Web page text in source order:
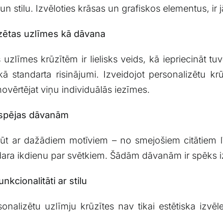
‌stilu. Izvēloties krāsas un grafiskos elementus,
uzlīmes kā dāvana
uzlīmes ​krūzītēm ir lielisks veids, kā iepriecināt
standarta risinājumi. Izveidojot ⁣personalizētu
viņu individuālās iezīmes.
dāvanām
⁤ar dažādiem motīviem​ – no smejošiem
ikdienu par svētkiem. Šādām ⁣dāvanām ir
ar stilu
uzlīmju krūzītes nav ⁢tikai estētiska